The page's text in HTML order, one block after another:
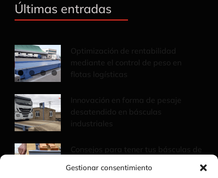
Gestionar consentimiento
Últimas entradas
Optimización de rentabilidad
mediante el control de peso en
flotas logísticas
Innovación en forma de pesaje
desatendido en básculas
industriales
Consejos para tener tus básculas de